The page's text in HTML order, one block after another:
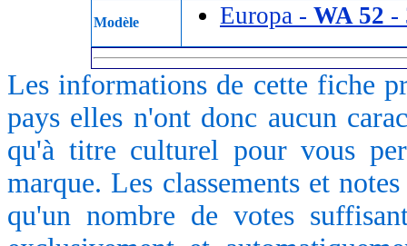
Modèle Europa - WA 52 -
Les informations de cette fiche
pays elles n'ont donc aucun
qu'à titre culturel pour vous
marque. Les classements et
qu'un nombre de votes